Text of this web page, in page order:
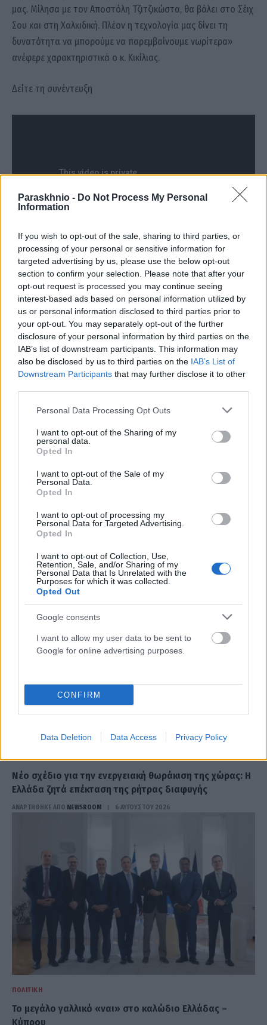
Paraskhnio - Do Not Process My Personal
Information
If you wish to opt-out of the sale, sharing to third parties, or
processing of your personal or sensitive information for
targeted advertising by us, please use the below opt-out
section to confirm your selection. Please note that after your
opt-out request is processed you may continue seeing
interest-based ads based on personal information utilized by
us or personal information disclosed to third parties prior to
your opt-out. You may separately opt-out of the further
disclosure of your personal information by third parties on the
IAB’s list of downstream participants. This information may
also be disclosed by us to third parties on the IAB’s List of
Downstream Participants that may further disclose it to other
Please note that this website/app uses one or more Google
not limited to your visit or usage behaviour. You may click to
grant or deny consent to Google and its third-party tags to
use your data for below specified purposes in below Google
consent section.
Personal Data Processing Opt Outs
I want to opt-out of the Sharing of my
personal data.
Opted In
I want to opt-out of the Sale of my
Personal Data.
Opted In
I want to opt-out of processing my
Personal Data for Targeted Advertising.
Opted In
I want to opt-out of Collection, Use,
Retention, Sale, and/or Sharing of my
Personal Data that Is Unrelated with the
Purposes for which it was collected.
Opted Out
Google consents
I want to allow my user data to be sent to
Google for online advertising purposes.
CONFIRM
Data Deletion Data Access Privacy Policy
μας. Μίλησα με τον Αποστόλη Τζιτζικώστα, θα βάλει στο Σέιχ
Σου και στη Χαλκιδική. Πλέον η τεχνολογία μας δίνει τη
δυνατότητα να μπορούμε να παρεμβαίνουμε νωρίτερα»
ανέφερε χαρακτηριστικά ο κ. Κικίλιας.
Δείτε τη συνέντευξη
Βασίλης Κικίλιας
FacebookTwitter Pinterest LinkedInTumblr Email
ΠΡΟΗΓΟΎΜΕΝΟ ΆΡΘΡΟ
«Το LNG θα ανακτήσει την
ΕΠΌΜΕΝΟ ΆΡΘΡΟ
ΚΚΕ: «Δεν υπάρχουν πια
gmylonas
Νέο σχέδιο για την ενεργειακή θωράκιση της χώρας: Η
Ελλάδα ζητά επέκταση της ρήτρας διαφυγής
ΑΝΑΡΤΗΘΗΚΕ ΑΠΟ NEWSROOM 6 ΑΥΓΟΎΣΤΟΥ 2026
ΠΟΛΙΤΙΚΉ
Το μεγάλο γαλλικό «ναι» στο καλώδιο Ελλάδας –
Κύπρου